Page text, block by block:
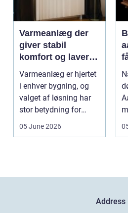
Varmeanlæg der
giver stabil
komfort og lavere
energiregning
Varmeanlæg er hjertet
i enhver bygning, og
valget af løsning har
stor betydning for
b&a...
05 June 2026
Address